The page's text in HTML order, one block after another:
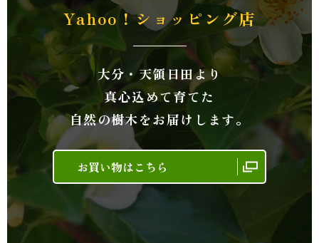
Yahoo！ショッピング店
大分・天領日田より
真心込めて育てた
自然の樹木をお届けします。
お買い物はこちら